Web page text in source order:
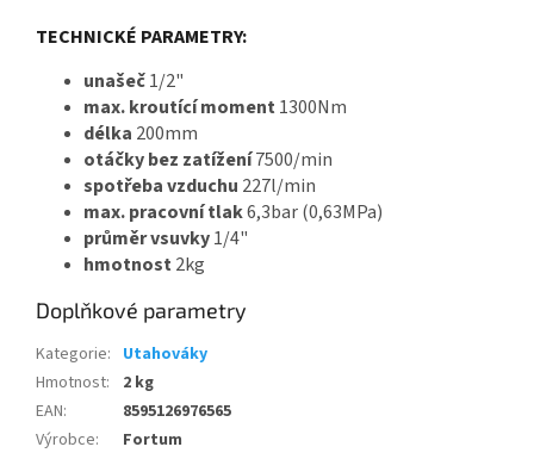
TECHNICKÉ PARAMETRY:
unašeč1/2"
max. kroutící moment1300Nm
délka 200mm
otáčky bez zatížení7500/min
spotřeba vzduchu 227l/min
max. pracovní tlak6,3bar (0,63MPa)
průměr vsuvky1/4"
hmotnost2kg
Doplňkové parametry
Kategorie: Utahováky
Hmotnost:
2 kg
EAN:
8595126976565
Výrobce: Fortum